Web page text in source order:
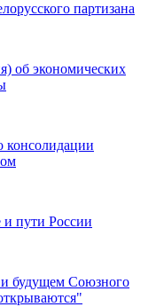
партизана
об экономических
консолидации
и пути России
будущем Союзного